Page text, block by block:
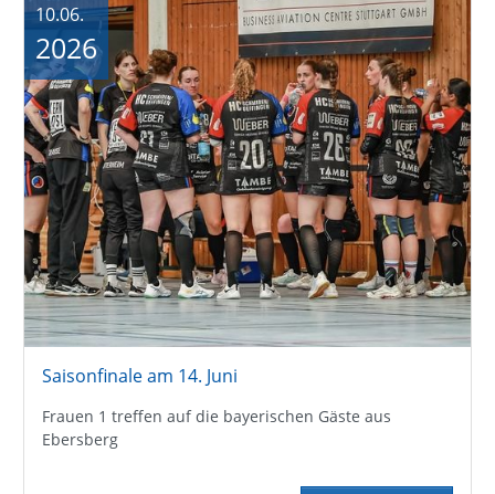
Saisonfinale am 14. Juni
Frauen 1 treffen auf die bayerischen Gäste aus
Ebersberg
10.06.
2026